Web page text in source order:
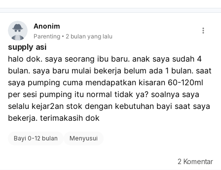
respons setelah imunisasi, hingga kondisi lingkungan
akurat, sulit untuk memastikan apakah ini demam atau
hanya peningkatan suhu tubuh biasa. Saran kami, segera
ukur suhu tubuh anak Anda dengan termometer yang
akurat (misalnya di ketiak atau rektum) saat ia terasa
panas. Jika suhu mencapai 38°C atau lebih, atau jika
anak menunjukkan tanda-tanda lain seperti lesu, rewel,
menolak minum, atau kesulitan bernapas, sangat penting
untuk segera membawa anak Anda ke dokter atau
fasilitas kesehatan terdekat untuk pemeriksaan lebih
lanjut. Dokter akan dapat menentukan penyebab pasti
anak Anda.
Anonim
Parenting 2 bulan yang lalu
supply asi
halo dok. saya seorang ibu baru. anak saya sudah 4
bulan. saya baru mulai bekerja belum ada 1 bulan. saat
saya pumping cuma mendapatkan kisaran 60-120ml
per sesi pumping itu normal tidak ya? soalnya saya
selalu kejar2an stok dengan kebutuhan bayi saat saya
bekerja. terimakasih dok
Bayi 0-12 bulan Menyusui
2 Komentar